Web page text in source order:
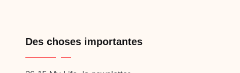
Des choses importantes